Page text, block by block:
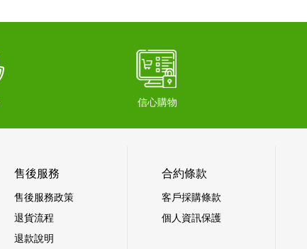
信心購物
售後服務
售後服務政策
退貨流程
退款說明
合約條款
客戶採購條款
個人資訊保護